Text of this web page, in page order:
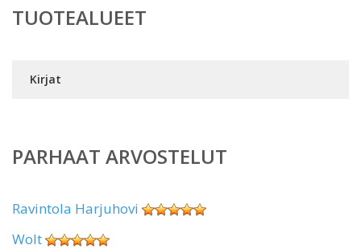
TUOTEALUEET
Kirjat
PARHAAT ARVOSTELUT
Ravintola Harjuhovi
Wolt